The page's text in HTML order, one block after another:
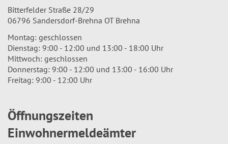
Bitterfelder Straße 28/29
06796 Sandersdorf-Brehna OT Brehna
Montag: geschlossen
Dienstag: 9:00 - 12:00 und 13:00 - 18:00 Uhr
Mittwoch: geschlossen
Donnerstag: 9:00 - 12:00 und 13:00 - 16:00 Uhr
Freitag: 9:00 - 12:00 Uhr
Öffnungszeiten
Einwohnermeldeämter